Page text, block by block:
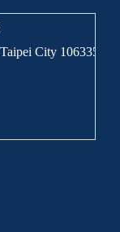
City 106335,